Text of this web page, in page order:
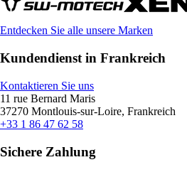
Entdecken Sie alle unsere Marken
Kundendienst in Frankreich
Kontaktieren Sie uns
11 rue Bernard Maris
37270 Montlouis-sur-Loire, Frankreich
+33 1 86 47 62 58
Sichere Zahlung